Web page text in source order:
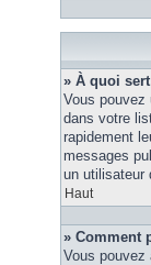
» À quoi
Vous pouvez
dans votre
rapidement
messages
un utilisateur
Haut
» Comment
Vous pouvez